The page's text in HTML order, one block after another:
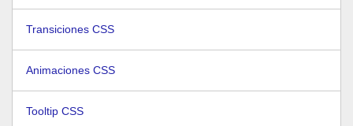
Transiciones CSS
Animaciones CSS
Tooltip CSS